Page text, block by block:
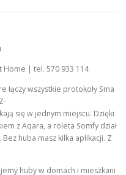
Home | tel. 570 933 114
łączy wszystkie protokoły Sma
się w jednym miejscu. Dzięki
z Aqara, a roleta Somfy dział
huba masz kilka aplikacji. Z
huby w domach i mieszkani